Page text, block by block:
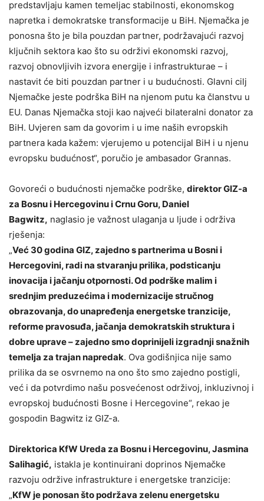
predstavljaju kamen temeljac stabilnosti, ekonomskog
napretka i demokratske transformacije u BiH. Njemačka je
ponosna što je bila pouzdan partner, podržavajući razvoj
ključnih sektora kao što su održivi ekonomski razvoj,
razvoj obnovljivih izvora energije i infrastrukturae – i
nastavit će biti pouzdan partner i u budućnosti. Glavni cilj
Njemačke jeste podrška BiH na njenom putu ka članstvu u
EU. Danas Njemačka stoji kao najveći bilateralni donator za
BiH. Uvjeren sam da govorim i u ime naših evropskih
partnera kada kažem: vjerujemo u potencijal BiH i u njenu
evropsku budućnost“, poručio je ambasador Grannas.
Govoreći o budućnosti njemačke podrške, direktor GIZ-a
za Bosnu i Hercegovinu i Crnu Goru, Daniel
Bagwitz, naglasio je važnost ulaganja u ljude i održiva
rješenja:
„Već 30 godina GIZ, zajedno s partnerima u Bosni i
Hercegovini, radi na stvaranju prilika, podsticanju
inovacija i jačanju otpornosti. Od podrške malim i
srednjim preduzećima i modernizacije stručnog
obrazovanja, do unapređenja energetske tranzicije,
reforme pravosuđa, jačanja demokratskih struktura i
dobre uprave – zajedno smo doprinijeli izgradnji snažnih
temelja za trajan napredak. Ova godišnjica nije samo
prilika da se osvrnemo na ono što smo zajedno postigli,
već i da potvrdimo našu posvećenost održivoj, inkluzivnoj i
evropskoj budućnosti Bosne i Hercegovine“, rekao je
gospodin Bagwitz iz GIZ-a.
Direktorica KfW Ureda za Bosnu i Hercegovinu, Jasmina
Salihagić, istakla je kontinuirani doprinos Njemačke
razvoju održive infrastrukture i energetske tranzicije:
„KfW je ponosan što podržava zelenu energetsku